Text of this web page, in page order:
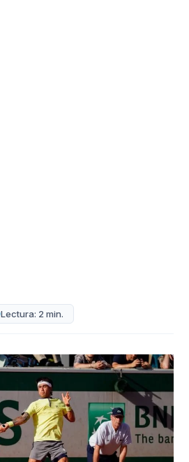
Lectura: 2 min.